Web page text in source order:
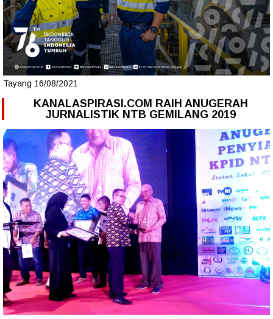
Tayang 16/08/2021
KANALASPIRASI.COM RAIH ANUGERAH
JURNALISTIK NTB GEMILANG 2019